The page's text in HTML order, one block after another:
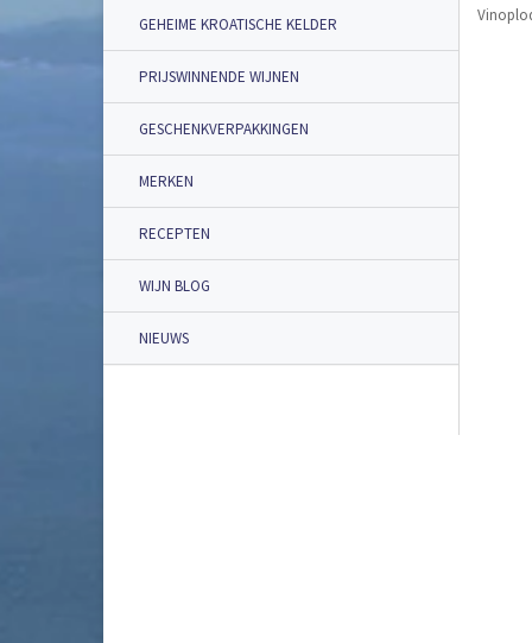
GEHEIME KROATISCHE KELDER
PRIJSWINNENDE WIJNEN
GESCHENKVERPAKKINGEN
MERKEN
RECEPTEN
WIJN BLOG
NIEUWS